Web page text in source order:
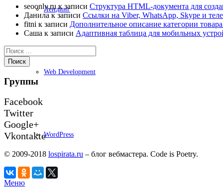
Лендинг
Web Development
WordPress
seoonly.ruк записи Структура HTML-документа для
Данилак записи Ссылки на Viber, WhatsApp, Skype и
fitni к записи Дополнительное описание категории
Саша к записи Адаптивная таблица для мобильных
Поиск
Группы
Facebook
Twitter
Google+
Vkontakte
© 2009-2018 lospirata.ru – блог вебмастера. Code is Poetry.
Меню